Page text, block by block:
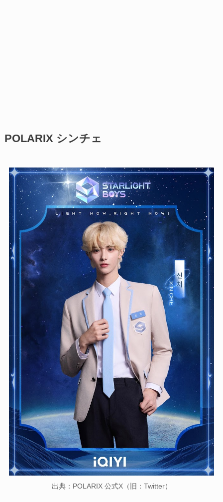
POLARIX シンチェ
出典：POLARIX 公式X（旧：Twitter）